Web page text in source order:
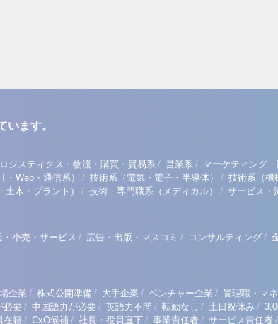
います。
ジスティクス・物流・購買・貿易系 / 営業系 / マーケティング
・Web・通信系） / 技術系（電気・電子・半導体） / 技術系（機
木・プラント） / 技術・専門職系（メディカル） / サービス・
・小売・サービス / 広告・出版・マスコミ / コンサルティング /
場企業 / 株式公開準備 / 大手企業 / ベンチャー企業 / 管理職・マ
必要 / 中国語力が必要 / 英語力不問 / 転勤なし / 土日祝休み /
在籍/ CxO候補 / 社長・役員直下 / 事業責任者 / サービス責任者 /